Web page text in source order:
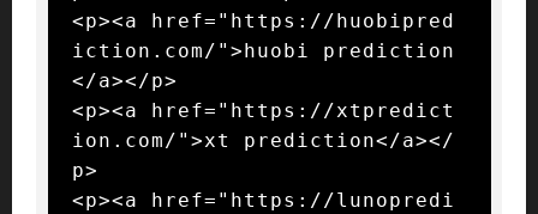
<p><a href="https://huobipred
iction.com/">huobi prediction
</a></p>
<p><a href="https://xtpredict
ion.com/">xt prediction</a></
p>
<p><a href="https://lunopredi